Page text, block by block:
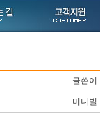
글쓴이
머니빌